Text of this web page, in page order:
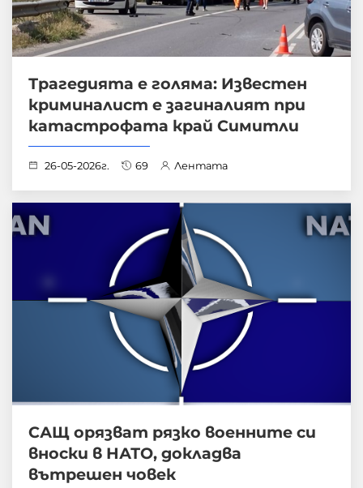
Трагедията е голяма: Известен
криминалист е загиналият при
катастрофата край Симитли
26-05-2026г. 69 Лентата
САЩ орязват рязко военните си
вноски в НАТО, докладва
вътрешен човек